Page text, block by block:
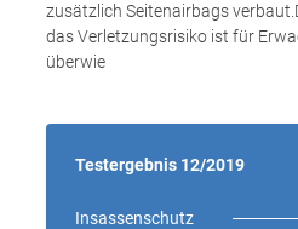
zusätzlich Seitenairbags
das Verletzungsrisiko ist für
überwie
Testergebnis 12/2019
Insassenschutz